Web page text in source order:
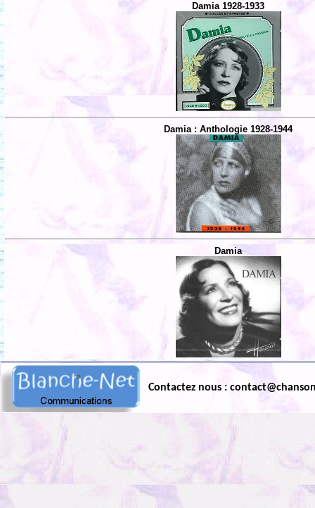
Damia 1928-1933
Damia : Anthologie 1928-1944
Damia
Contactez nous :